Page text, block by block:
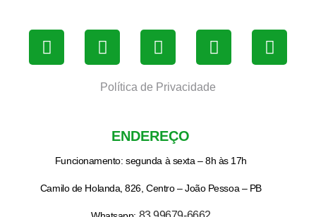
Política de Privacidade
ENDEREÇO
Funcionamento: segunda à sexta – 8h às 17h
Camilo de Holanda, 826, Centro – João Pessoa – PB